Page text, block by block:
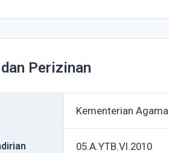
Perizinan
Kementerian Agama
05.A.YTB.VI.2010